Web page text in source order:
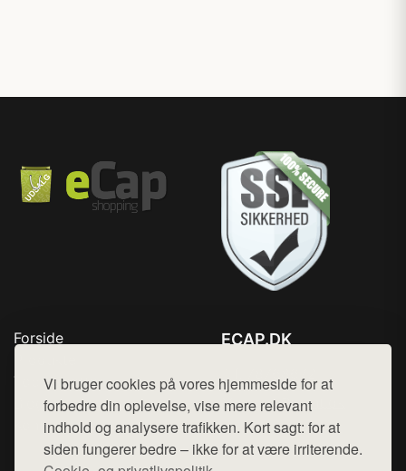
Vi bruger cookies på vores hjemmeside for at
forbedre din oplevelse, vise mere relevant
indhold og analysere trafikken. Kort sagt: for at
siden fungerer bedre – ikke for at være irriterende.
Forside
Top Rabatter
Blog
Kontakt
ECAP.DK
Mail: hej@want.dk
Cookie- og privatlivspolitik